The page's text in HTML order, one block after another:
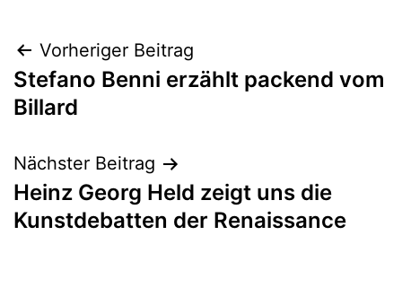
Beitragsnavigation
Vorheriger Beitrag
Stefano Benni erzählt packend vom
Billard
Nächster Beitrag
Heinz Georg Held zeigt uns die
Kunstdebatten der Renaissance